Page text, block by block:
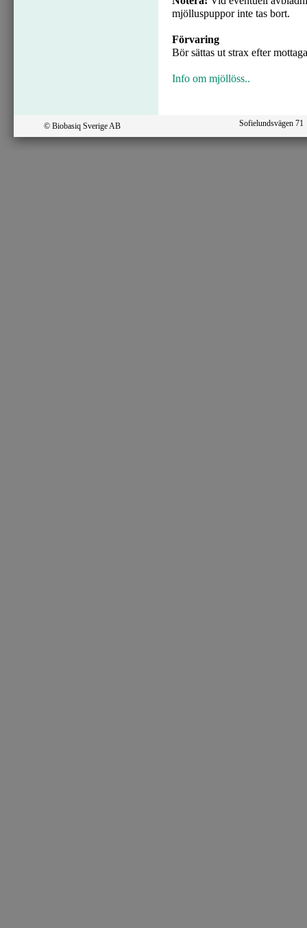
mjölluspuppor inte tas bort.
Förvaring
Bör sättas ut strax efter
Info om mjöllöss..
© Biobasiq Sverige AB Sofielundsvägen